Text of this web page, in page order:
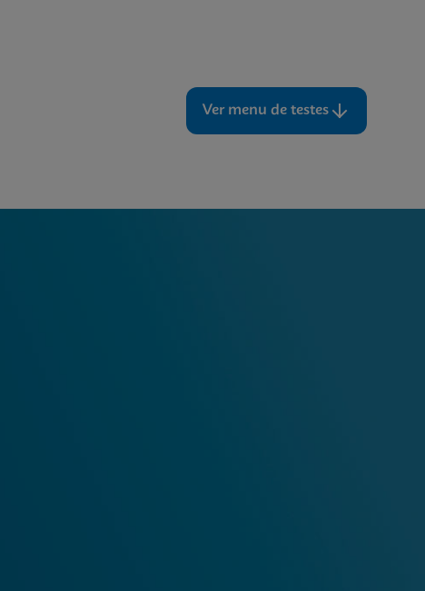
Ver menu de testes